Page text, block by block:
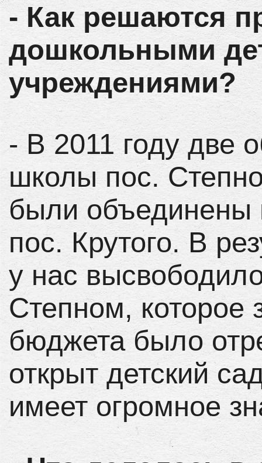
- Как решаются
дошкольными
учреждениями?
- В 2011 году две
школы пос.
были
пос. Крутого. В
у нас
Степном, которое
бюджета было
открыт детский
имеет огромное